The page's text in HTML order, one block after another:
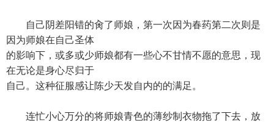
自己阴差阳错的肏了师娘，第一次因为春药第二次则是
因为师娘在自己圣体
的影响下，或多或少师娘都有一些心不甘情不愿的意思，现
在无论是身心尽归于
自己。这种征服感让陈少天发自内的的满足。
连忙小心万分的将师娘青色的薄纱制衣物拖了下去，放